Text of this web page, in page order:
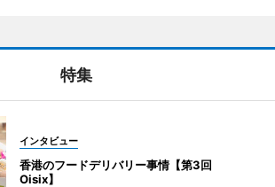
特集
インタビュー
香港のフードデリバリー事情【第3回
Oisix】